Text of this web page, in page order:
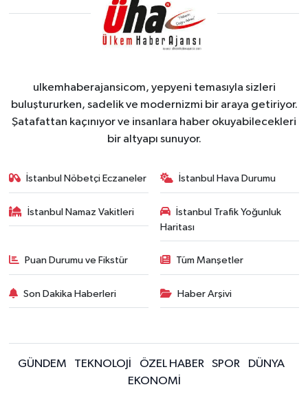
ulkemhaberajansicom, yepyeni temasıyla sizleri
buluştururken, sadelik ve modernizmi bir araya getiriyor.
Şatafattan kaçınıyor ve insanlara haber okuyabilecekleri
bir altyapı sunuyor.
İstanbul Nöbetçi Eczaneler İstanbul Hava Durumu
İstanbul Namaz Vakitleri
İstanbul Trafik Yoğunluk
Haritası
Puan Durumu ve Fikstür Tüm Manşetler
Son Dakika Haberleri Haber Arşivi
GÜNDEM TEKNOLOJİ ÖZEL HABER SPOR
DÜNYA
EKONOMİ